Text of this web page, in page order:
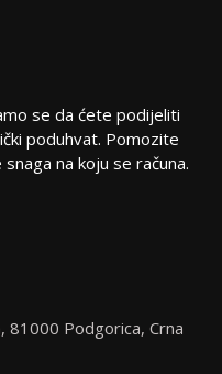
se da ćete podijeliti
poduhvat. Pomozite
na koju se računa.
81000 Podgorica, Crna